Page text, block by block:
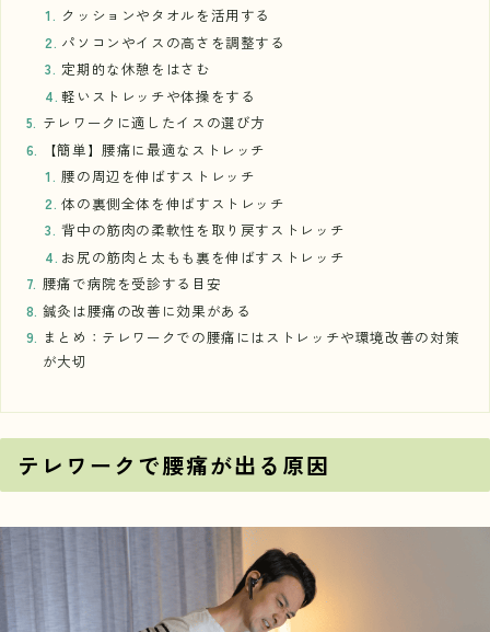
クッションやタオルを活用する
パソコンやイスの高さを調整する
定期的な休憩をはさむ
軽いストレッチや体操をする
テレワークに適したイスの選び方
【簡単】腰痛に最適なストレッチ
腰の周辺を伸ばすストレッチ
体の裏側全体を伸ばすストレッチ
背中の筋肉の柔軟性を取り戻すストレッチ
お尻の筋肉と太もも裏を伸ばすストレッチ
腰痛で病院を受診する目安
鍼灸は腰痛の改善に効果がある
まとめ：テレワークでの腰痛にはストレッチや環境改善の対策
が大切
テレワークで腰痛が出る原因